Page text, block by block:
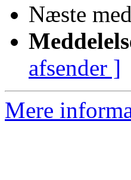
Næste
afsender ]
Mere